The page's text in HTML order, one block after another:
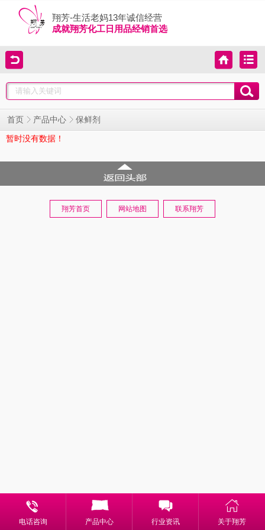
翔芳-生活老妈13年诚信经营
成就翔芳化工日用品经销首选
首页 产品中心 保鲜剂
暂时没有数据！
翔芳首页 网站地图 联系翔芳
电话咨询 产品中心 行业资讯 关于翔芳